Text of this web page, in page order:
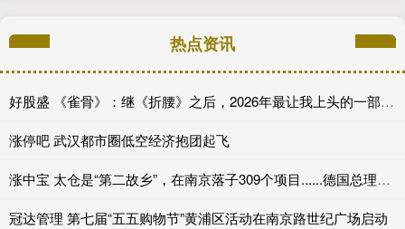
热点资讯
好股盛 《雀骨》：继《折腰》之后，2026年最让我上头的一部权谋古装
涨停吧 武汉都市圈低空经济抱团起飞
涨中宝 太仓是“第二故乡”，在南京落子309个项目......德国总理访华之际，江苏正成为德企“严选”
冠达管理 第七届“五五购物节”黄浦区活动在南京路世纪广场启动